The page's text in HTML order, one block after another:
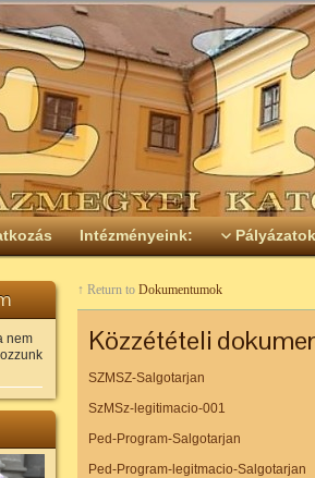
Intézményeink: Pályázatok
nem
↑ Return to Dokumentumok
Közzétételi
SZMSZ-Salgotarjan
SzMSz-legitimacio-001
Ped-Program-Salgotarjan
Ped-Program-legitmacio-Salgotarjan